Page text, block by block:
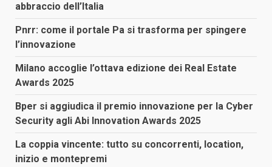
abbraccio dell’Italia
Pnrr: come il portale Pa si trasforma per spingere
l’innovazione
Milano accoglie l’ottava edizione dei Real Estate
Awards 2025
Bper si aggiudica il premio innovazione per la Cyber
Security agli Abi Innovation Awards 2025
La coppia vincente: tutto su concorrenti, location,
inizio e montepremi